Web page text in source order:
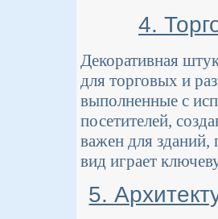
4.
Декоративная
для торговых и
выполненные с
посетителей,
важен для зданий,
вид играет
5.